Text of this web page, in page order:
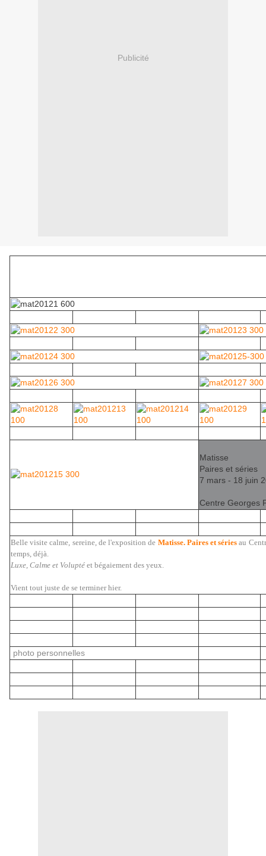
Publicité
Matisse
Paires et séries
7 mars - 18 juin
Centre Georges
Belle visite calme, sereine, de l'exposition de Matisse. Paires et séries au
temps, déjà.
Luxe, Calme et Volupté et bégaiement des yeux.
Vient tout juste de se terminer hier.
photo personnelles